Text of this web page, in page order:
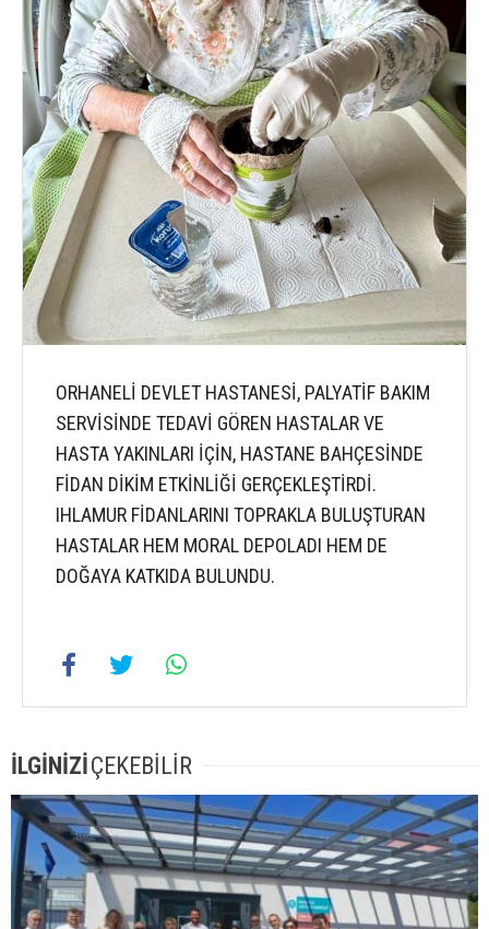
ORHANELİ DEVLET HASTANESİ, PALYATİF BAKIM
SERVİSİNDE TEDAVİ GÖREN HASTALAR VE
HASTA YAKINLARI İÇİN, HASTANE BAHÇESİNDE
FİDAN DİKİM ETKİNLİĞİ GERÇEKLEŞTİRDİ.
IHLAMUR FİDANLARINI TOPRAKLA BULUŞTURAN
HASTALAR HEM MORAL DEPOLADI HEM DE
DOĞAYA KATKIDA BULUNDU.
İLGİNİZİÇEKEBİLİR